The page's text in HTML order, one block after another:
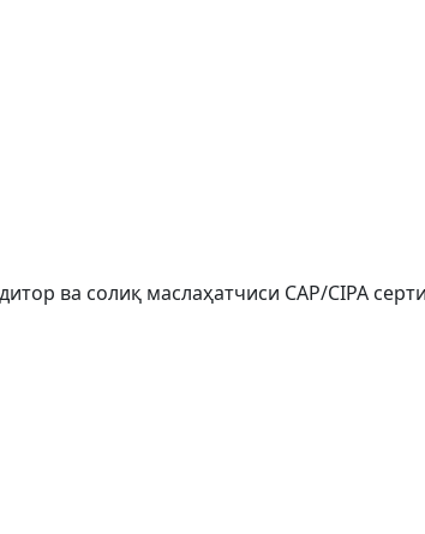
ва солиқ маслаҳатчиси CAP/CIPA